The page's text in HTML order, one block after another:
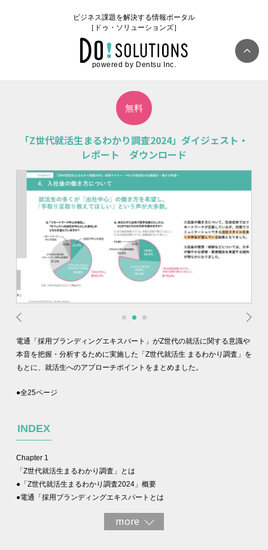
ビジネス課題を解決する情報ポータル
［ドゥ・ソリューションズ］
powered by Dentsu Inc.
無料
「Z世代就活生まるわかり調査2024」ダイジェスト・
レポート ダウンロード
電通「採用ブランディングエキスパート」がZ世代の就活に関する意識や
本音を把握・分析するために実施した「Z世代就活生 まるわかり調査」を
もとに、就活生へのアプローチポイントをまとめました。
●全25ページ
INDEX
Chapter 1
「Z世代就活生まるわかり調査」とは
●「Z世代就活生まるわかり調査2024」概要
●電通「採用ブランディングエキスパートとは
more